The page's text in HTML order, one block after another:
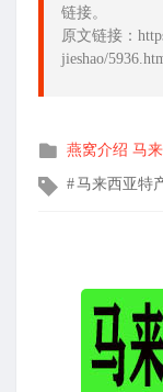
链接。
原文链接：
jieshao/
发
在
燕窝介绍 马
文马来西亚特